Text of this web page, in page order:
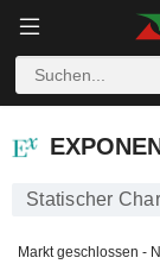
EXPONENT,
Statischer
Markt geschlossen -